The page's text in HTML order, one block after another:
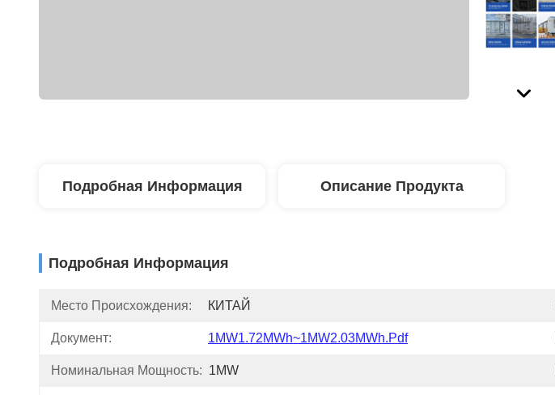
Подробная Информация Описание Продукта
Подробная Информация
Место Происхождения: КИТАЙ
Документ: 1MW1.72MWh~1MW2.03MWh.pdf
Номинальная Мощность: 1MW